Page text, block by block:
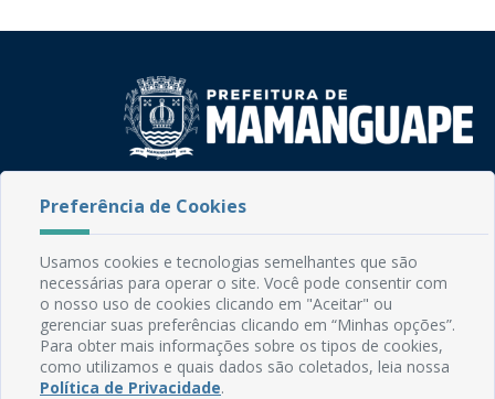
CEP: 58.280-000 - Mamanguape/PB
Fone: (83) 3292-2246
Email: comunicacao@mamanguape.pb.gov.br
Expediente: Segunda à Sexta, das 08h às 13h
Mapa do Site
Perguntas frequentes
Preferência de Cookies
Usamos cookies e tecnologias semelhantes que são
necessárias para operar o site. Você pode consentir com
o nosso uso de cookies clicando em "Aceitar" ou
gerenciar suas preferências clicando em “Minhas opções”.
Para obter mais informações sobre os tipos de cookies,
como utilizamos e quais dados são coletados, leia nossa
Política de Privacidade.